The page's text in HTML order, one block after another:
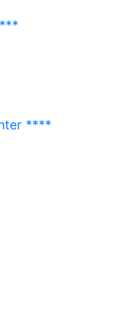
****